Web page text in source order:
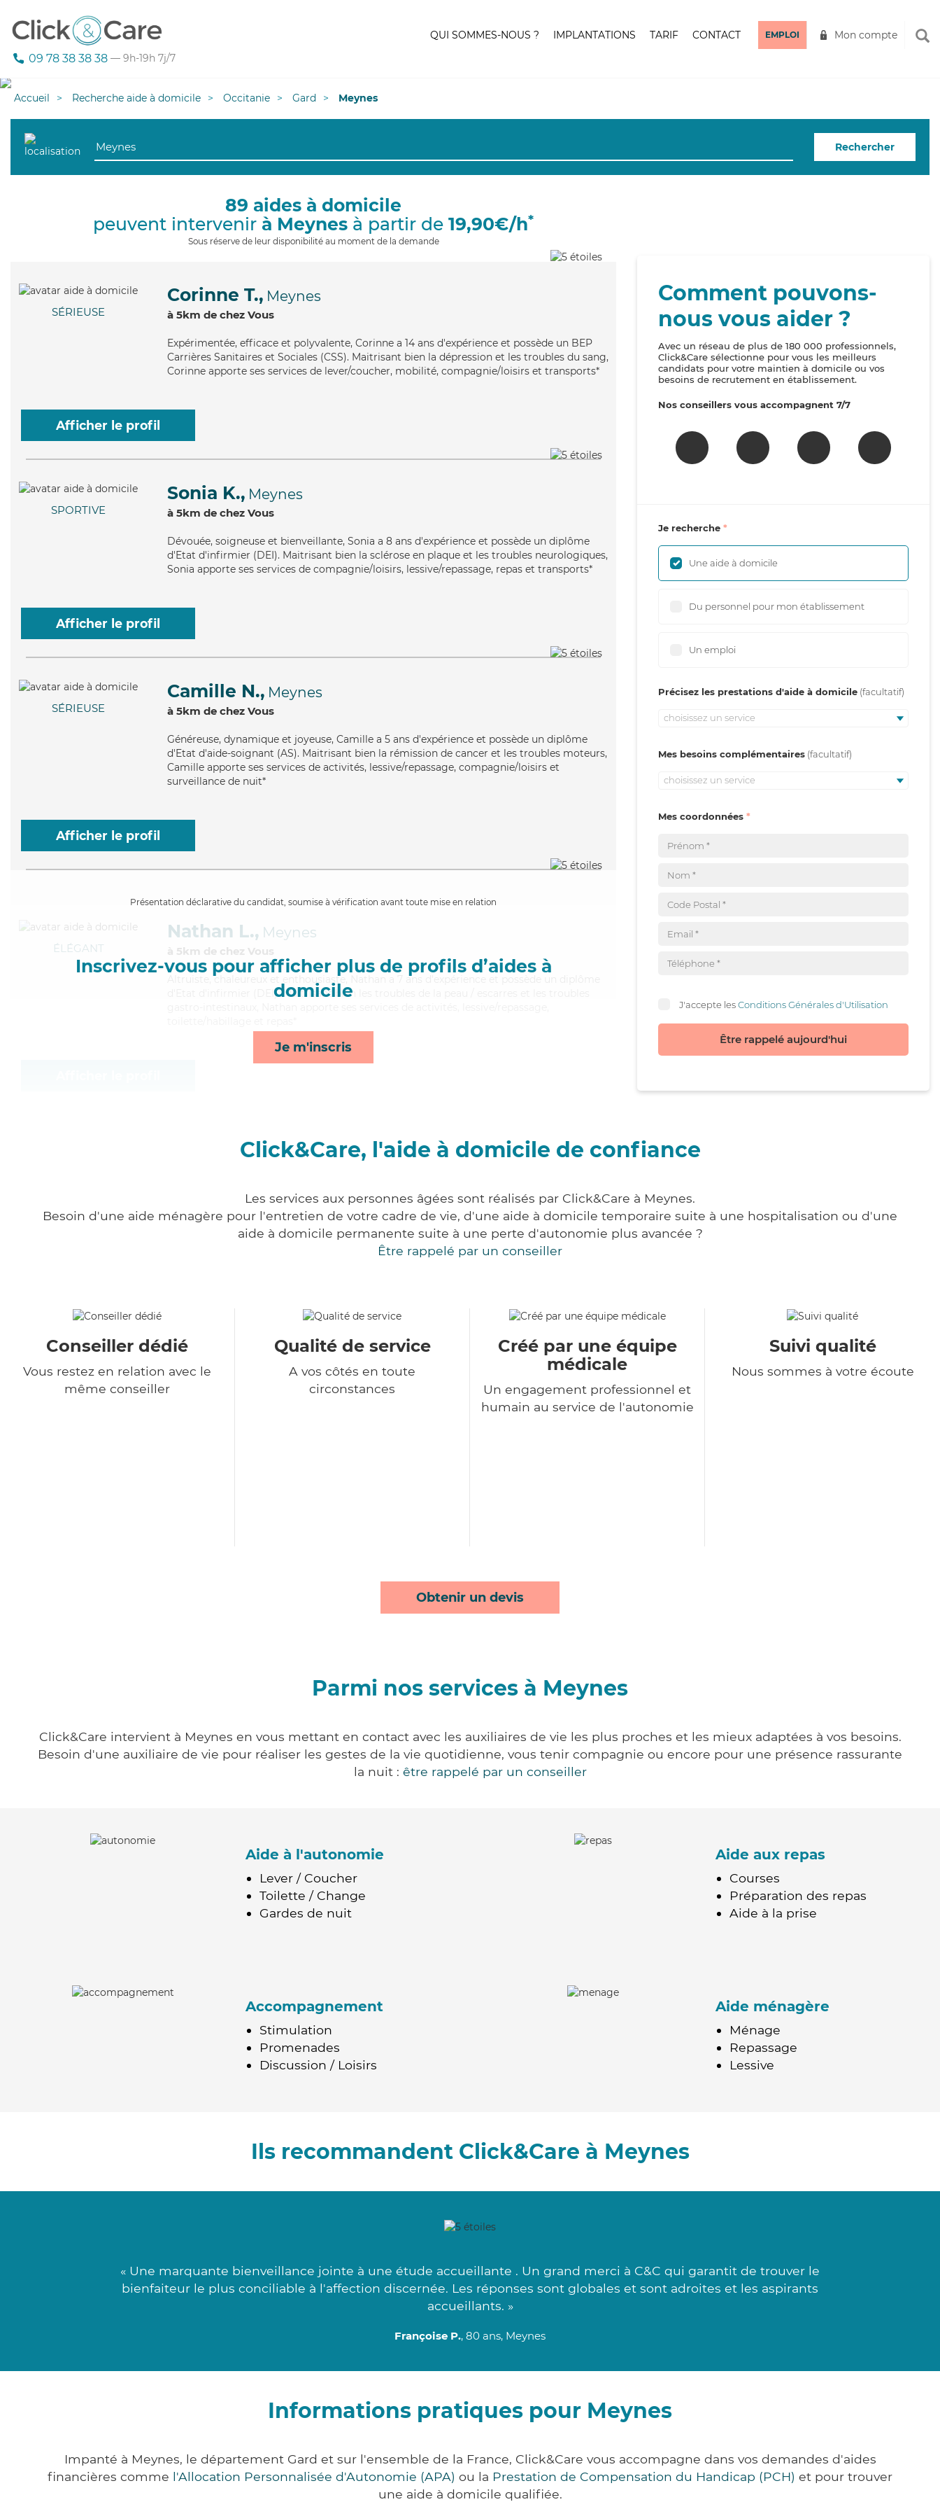
09 78 38 38 38 — 9h-19h 7j/7
QUI SOMMES-NOUS ? IMPLANTATIONS TARIF CONTACT EMPLOI Mon compte
Accueil Recherche aide à domicile Occitanie Gard Meynes
Rechercher
89 aides à domicile
peuvent intervenir à Meynes à partir de 19,90€/h*
Sous réserve de leur disponibilité au moment de la demande
SÉRIEUSE
Corinne T., Meynes
à 5km de chez Vous
Expérimentée, efficace et polyvalente, Corinne a 14 ans d'expérience et possède un BEP
Carrières Sanitaires et Sociales (CSS). Maitrisant bien la dépression et les troubles du sang,
Corinne apporte ses services de lever/coucher, mobilité, compagnie/loisirs et transports*
Afficher le profil
SPORTIVE
Sonia K., Meynes
à 5km de chez Vous
Dévouée, soigneuse et bienveillante, Sonia a 8 ans d'expérience et possède un diplôme
d'Etat d'infirmier (DEI). Maitrisant bien la sclérose en plaque et les troubles neurologiques,
Sonia apporte ses services de compagnie/loisirs, lessive/repassage, repas et transports*
Afficher le profil
SÉRIEUSE
Camille N., Meynes
à 5km de chez Vous
Généreuse, dynamique et joyeuse, Camille a 5 ans d'expérience et possède un diplôme
d'Etat d'aide-soignant (AS). Maitrisant bien la rémission de cancer et les troubles moteurs,
Camille apporte ses services de activités, lessive/repassage, compagnie/loisirs et
surveillance de nuit*
Afficher le profil
Présentation déclarative du candidat, soumise à vérification avant toute mise en relation
Inscrivez-vous pour afficher plus de profils d’aides à
domicile
Je m'inscris
ÉLÉGANT
Nathan L., Meynes
à 5km de chez Vous
, chaleureux et enthousiaste, Nathan a 7 ans d'expérience et possède un diplôme
d'Etat d'infirmier (DEI). Maitrisant bien les troubles de la peau / escarres et les troubles
Comment pouvons-
nous vous aider ?
Avec un réseau de plus de 180 000 professionnels,
Click&Care sélectionne pour vous les meilleurs
candidats pour votre maintien à domicile ou vos
besoins de recrutement en établissement.
Nos conseillers vous accompagnent 7/7
Je recherche
Une aide à domicile
Du personnel pour mon établissement
Un emploi
Précisez les prestations d'aide à domicile
choisissez un service
Mes besoins complémentaires
choisissez un service
Mes coordonnées
J'accepte lesConditions Générales d'Utilisation
Être rappelé aujourd'hui
Click&Care, l'aide à domicile de confiance
Les services aux personnes âgées sont réalisés par Click&Care à Meynes.
Besoin d'une aide ménagère pour l'entretien de votre cadre de vie, d'une aide à domicile temporaire suite à une hospitalisation ou d'une
aide à domicile permanente suite à une perte d'autonomie plus avancée ?
Être rappelé par un conseiller
Conseiller dédié
Vous restez en relation avec le
même conseiller
Qualité de service
A vos côtés en toute
circonstances
Créé par une équipe
médicale
Un engagement professionnel et
humain au service de l'autonomie
Suivi qualité
Nous sommes à votre écoute
Obtenir un devis
Parmi nos services à Meynes
Click&Care intervient à Meynes en vous mettant en contact avec les auxiliaires de vie les plus proches et les mieux adaptées à vos besoins.
Besoin d'une auxiliaire de vie pour réaliser les gestes de la vie quotidienne, vous tenir compagnie ou encore pour une présence rassurante
la nuit : être rappelé par un conseiller
Aide à l'autonomie
Lever / Coucher
Toilette / Change
Gardes de nuit
Aide aux repas
Courses
Préparation des repas
Aide à la prise
Accompagnement
Stimulation
Promenades
Discussion / Loisirs
Aide ménagère
Ménage
Repassage
Lessive
Ils recommandent Click&Care à Meynes
« Une marquante bienveillance jointe à une étude accueillante . Un grand merci à C&C qui garantit de trouver le
bienfaiteur le plus conciliable à l'affection discernée. Les réponses sont globales et sont adroites et les aspirants
accueillants. »
Françoise P., 80 ans, Meynes
Informations pratiques pour Meynes
Impanté à Meynes, le département Gard et sur l'ensemble de la France, Click&Care vous accompagne dans vos demandes d'aides
financières comme l'Allocation Personnalisée d'Autonomie (APA) ou la Prestation de Compensation du Handicap (PCH) et pour trouver
une aide à domicile qualifiée.